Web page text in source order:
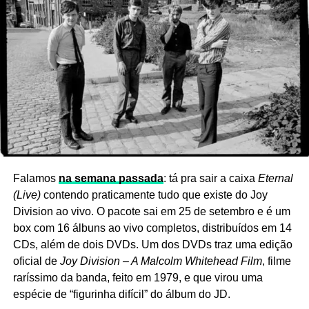
Falamos na semana passada: tá pra sair a caixaEternal
(Live)contendo praticamente tudo que existe do Joy
Division ao vivo. O pacote sai em 25 de setembro e é um
box com 16 álbuns ao vivo completos, distribuídos em 14
CDs, além de dois DVDs. Um dos DVDs traz uma edição
oficial de Joy Division – A Malcolm Whitehead Film, filme
raríssimo da banda, feito em 1979, e que virou uma
espécie de “figurinha difícil” do álbum do JD.